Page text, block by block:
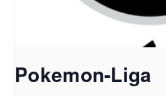
Pokemon-Liga